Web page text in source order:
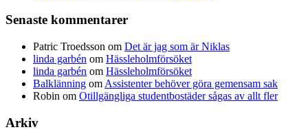
Senaste kommentarer
Patric Troedsson om Det är jag som är Niklas
linda garbén om Hässleholmförsöket
linda garbén om Hässleholmförsöket
Balklänning om Assistenter behöver göra gemensam sak
Robin om Otillgängliga studentbostäder sågas av allt fler
Arkiv